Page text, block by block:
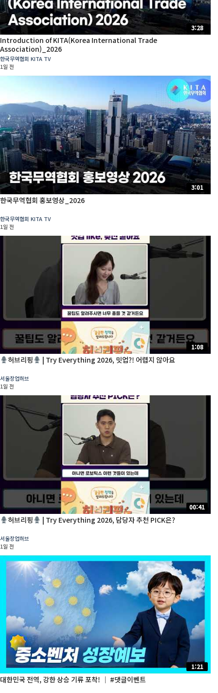
3:28
Introduction of KITA(Korea International Trade
Association)_2026
한국무역협회 KITA TV
1일 전
3:01
한국무역협회 홍보영상_2026
한국무역협회 KITA TV
1일 전
1:08
허브리핑 | Try Everything 2026, 밋업?! 어렵지 않아요
서울창업허브
1일 전
00:41
허브리핑 | Try Everything 2026, 담당자 추천 PICK은?
서울창업허브
1일 전
1:21
대한민국 전역, 강한 상승 기류 포착! │ #댓글이벤트